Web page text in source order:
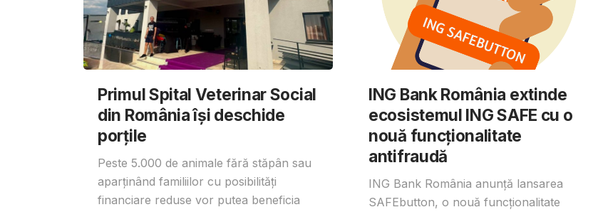
Primul Spital Veterinar Social
din România își deschide
porțile
Peste 5.000 de animale fără stăpân sau
aparținând familiilor cu posibilități
financiare reduse vor putea beneficia
ING Bank România extinde
ecosistemul ING SAFE cu o
nouă funcționalitate
antifraudă
ING Bank România anunță lansarea
SAFEbutton, o nouă funcționalitate